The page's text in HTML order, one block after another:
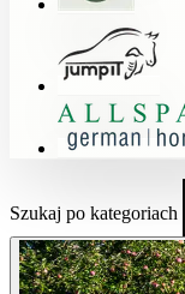
Szukaj po kategoriach